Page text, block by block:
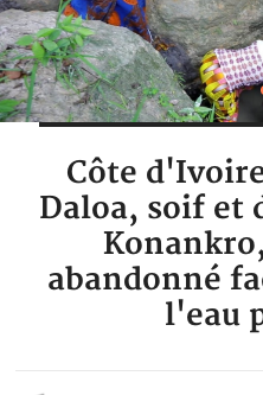
Côte
Daloa, soif et
abandonné
l'eau